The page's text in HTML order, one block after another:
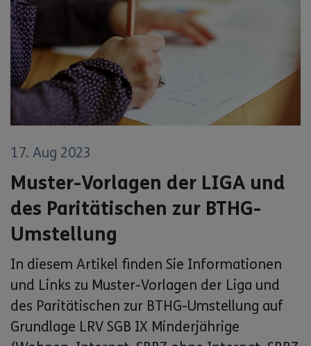
17. Aug 2023
Muster-Vorlagen der LIGA und
des Paritätischen zur BTHG-
Umstellung
In diesem Artikel finden Sie Informationen
und Links zu Muster-Vorlagen der Liga und
des Paritätischen zur BTHG-Umstellung auf
Grundlage LRV SGB IX Minderjährige